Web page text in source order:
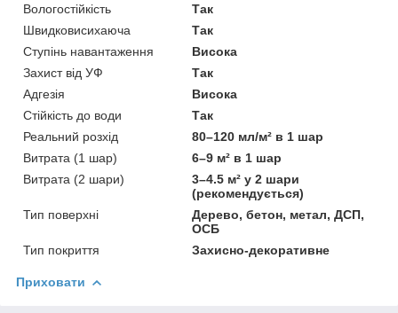
Вологостійкість
Так
Швидковисихаюча
Так
Ступінь навантаження
Висока
Захист від УФ
Так
Адгезія
Висока
Стійкість до води
Так
Реальний розхід
80–120 мл/м² в 1 шар
Витрата (1 шар)
6–9 м² в 1 шар
Витрата (2 шари)
3–4.5 м² у 2 шари
(рекомендується)
Тип поверхні
Дерево, бетон, метал, ДСП,
ОСБ
Тип покриття
Захисно-декоративне
Приховати